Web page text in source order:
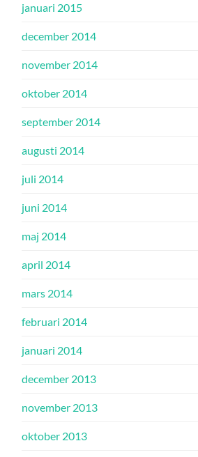
januari 2015
december 2014
november 2014
oktober 2014
september 2014
augusti 2014
juli 2014
juni 2014
maj 2014
april 2014
mars 2014
februari 2014
januari 2014
december 2013
november 2013
oktober 2013